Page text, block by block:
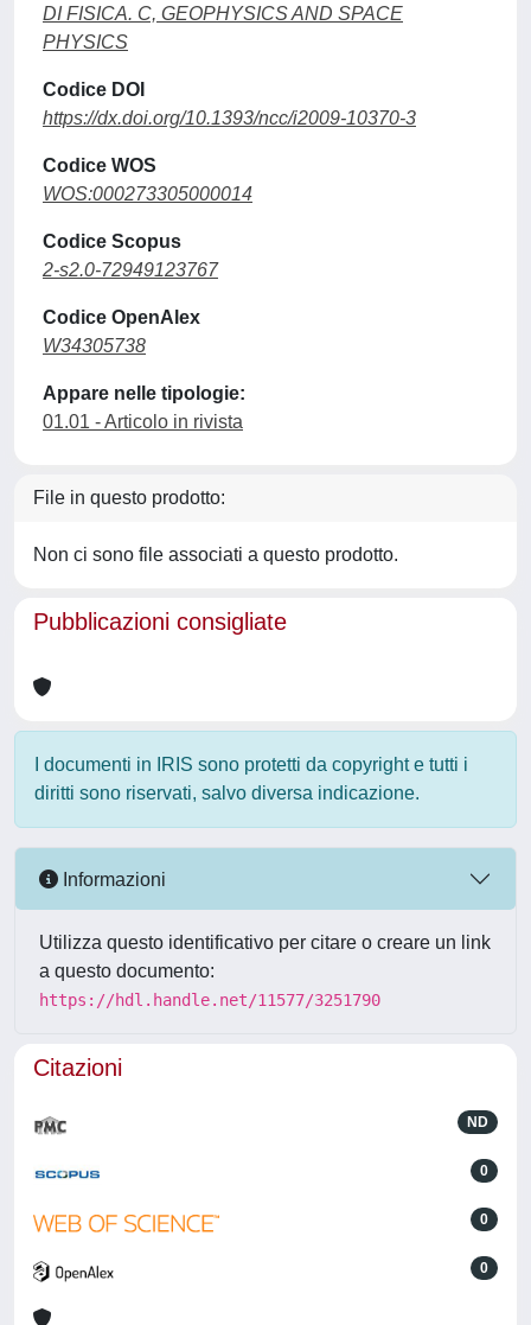
DI FISICA. C, GEOPHYSICS AND SPACE
PHYSICS
Codice DOI
https://dx.doi.org/10.1393/ncc/i2009-10370-3
Codice WOS
WOS:000273305000014
Codice Scopus
2-s2.0-72949123767
Codice OpenAlex
W34305738
Appare nelle tipologie:
01.01 - Articolo in rivista
File in questo prodotto:
Non ci sono file associati a questo prodotto.
Pubblicazioni consigliate
I documenti in IRIS sono protetti da copyright e tutti i
diritti sono riservati, salvo diversa indicazione.
Informazioni
Utilizza questo identificativo per citare o creare un link
a questo documento:
https://hdl.handle.net/11577/3251790
Citazioni
ND
0
0
0